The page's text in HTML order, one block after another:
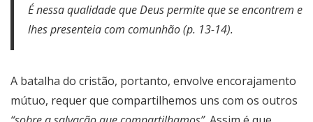
É nessa qualidade que Deus permite que se encontrem e
lhes presenteia com comunhão (p. 13-14).
A batalha do cristão, portanto, envolve encorajamento
mútuo, requer que compartilhemos uns com os outros